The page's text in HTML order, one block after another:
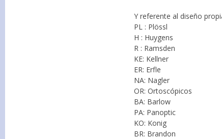
Y referente al diseño
PL : Plössl
H : Huygens
R : Ramsden
KE: Kellner
ER: Erfle
NA: Nagler
OR: Ortoscópicos
BA: Barlow
PA: Panoptic
KO: Konig
BR: Brandon